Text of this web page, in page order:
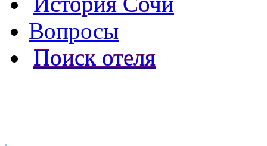
Вопросы
Поиск отеля